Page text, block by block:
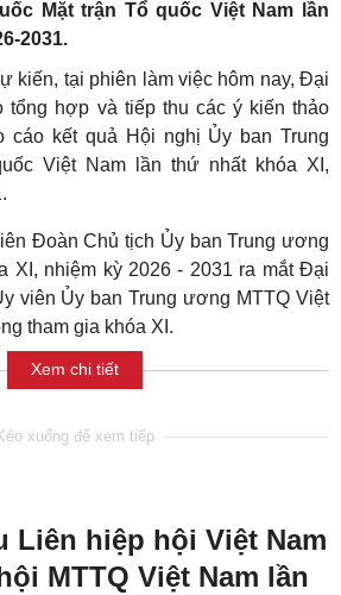
Mặt trận Tổ quốc Việt Nam lần
2031.
kiến, tại phiên làm việc hôm nay, Đại
tổng hợp và tiếp thu các ý kiến thảo
cáo kết quả Hội nghị Ủy ban Trung
Việt Nam lần thứ nhất khóa XI,
Đoàn Chủ tịch Ủy ban Trung ương
XI, nhiệm kỳ 2026 - 2031 ra mắt Đại
viên Ủy ban Trung ương MTTQ Việt
tham gia khóa XI.
Xem chi tiết
Liên hiệp hội Việt Nam
MTTQ Việt Nam lần